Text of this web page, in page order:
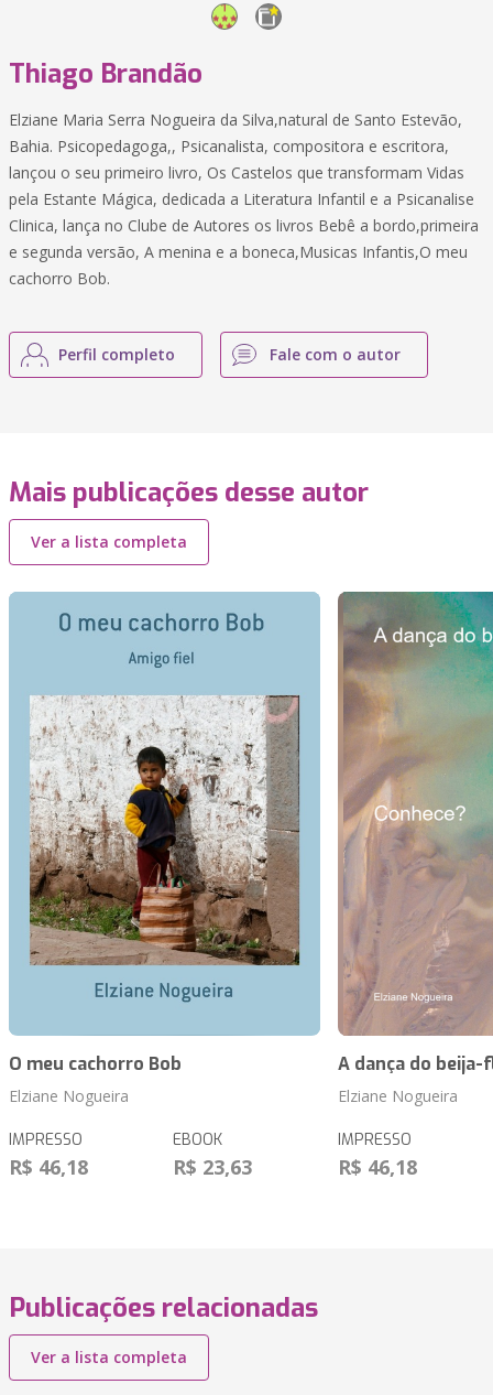
Thiago Brandão
Elziane Maria Serra Nogueira da Silva,natural de Santo Estevão,
Bahia. Psicopedagoga,, Psicanalista, compositora e escritora,
lançou o seu primeiro livro, Os Castelos que transformam Vidas
pela Estante Mágica, dedicada a Literatura Infantil e a Psicanalise
Clinica, lança no Clube de Autores os livros Bebê a bordo,primeira
e segunda versão, A menina e a boneca,Musicas Infantis,O meu
cachorro Bob.
Perfil completo Fale com o autor
Mais publicações desse autor
Ver a lista completa
O meu cachorro Bob
Elziane Nogueira
IMPRESSO
R$ 46,18
EBOOK
R$ 23,63
A dança do beija-
Elziane Nogueira
IMPRESSO
R$ 46,18
Publicações relacionadas
Ver a lista completa